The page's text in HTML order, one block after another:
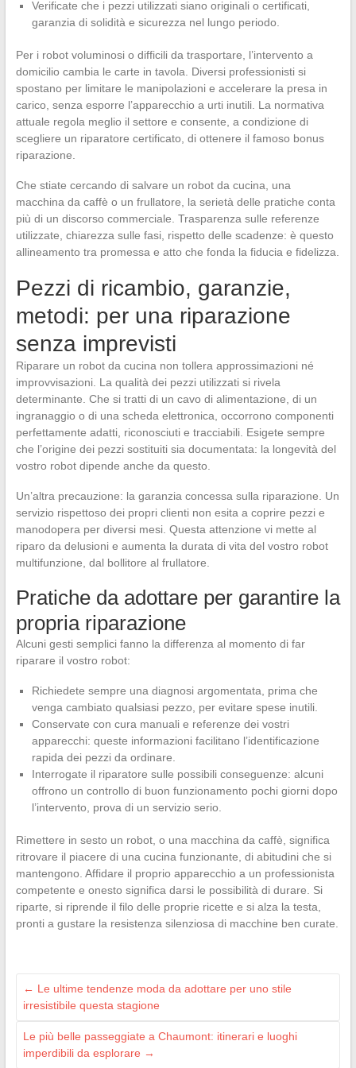
Verificate che i pezzi utilizzati siano originali o certificati,
garanzia di solidità e sicurezza nel lungo periodo.
Per i robot voluminosi o difficili da trasportare, l’intervento a
domicilio cambia le carte in tavola. Diversi professionisti si
spostano per limitare le manipolazioni e accelerare la presa in
carico, senza esporre l’apparecchio a urti inutili. La normativa
attuale regola meglio il settore e consente, a condizione di
scegliere un riparatore certificato, di ottenere il famoso bonus
riparazione.
Che stiate cercando di salvare un robot da cucina, una
macchina da caffè o un frullatore, la serietà delle pratiche conta
più di un discorso commerciale. Trasparenza sulle referenze
utilizzate, chiarezza sulle fasi, rispetto delle scadenze: è questo
allineamento tra promessa e atto che fonda la fiducia e fidelizza.
Pezzi di ricambio, garanzie,
metodi: per una riparazione
senza imprevisti
Riparare un robot da cucina non tollera approssimazioni né
improvvisazioni. La qualità dei pezzi utilizzati si rivela
determinante. Che si tratti di un cavo di alimentazione, di un
ingranaggio o di una scheda elettronica, occorrono componenti
perfettamente adatti, riconosciuti e tracciabili. Esigete sempre
che l’origine dei pezzi sostituiti sia documentata: la longevità del
vostro robot dipende anche da questo.
Un’altra precauzione: la garanzia concessa sulla riparazione. Un
servizio rispettoso dei propri clienti non esita a coprire pezzi e
manodopera per diversi mesi. Questa attenzione vi mette al
riparo da delusioni e aumenta la durata di vita del vostro robot
multifunzione, dal bollitore al frullatore.
Pratiche da adottare per garantire la
propria riparazione
Alcuni gesti semplici fanno la differenza al momento di far
riparare il vostro robot:
Richiedete sempre una diagnosi argomentata, prima che
venga cambiato qualsiasi pezzo, per evitare spese inutili.
Conservate con cura manuali e referenze dei vostri
apparecchi: queste informazioni facilitano l’identificazione
rapida dei pezzi da ordinare.
Interrogate il riparatore sulle possibili conseguenze: alcuni
offrono un controllo di buon funzionamento pochi giorni dopo
l’intervento, prova di un servizio serio.
Rimettere in sesto un robot, o una macchina da caffè, significa
ritrovare il piacere di una cucina funzionante, di abitudini che si
mantengono. Affidare il proprio apparecchio a un professionista
competente e onesto significa darsi le possibilità di durare. Si
riparte, si riprende il filo delle proprie ricette e si alza la testa,
pronti a gustare la resistenza silenziosa di macchine ben curate.
← Le ultime tendenze moda da adottare per uno stile
irresistibile questa stagione
Le più belle passeggiate a Chaumont: itinerari e luoghi
imperdibili da esplorare →